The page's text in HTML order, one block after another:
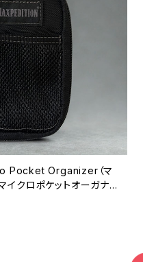
Pocket Organizer（マ
イクロポケットオーガナイ
ーチ・0262B）